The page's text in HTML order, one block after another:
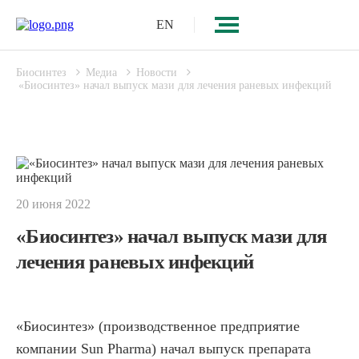
EN
Биосинтез Медиа
Новости
«Биосинтез» начал выпуск мази для лечения раневых инфекций
20 июня 2022
«Биосинтез» начал выпуск мази для
лечения раневых инфекций
«Биосинтез» (производственное предприятие
компании Sun Pharma) начал выпуск препарата